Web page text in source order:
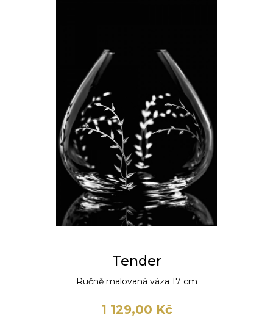
Tender
Ručně malovaná váza 17 cm
1 129,00 Kč